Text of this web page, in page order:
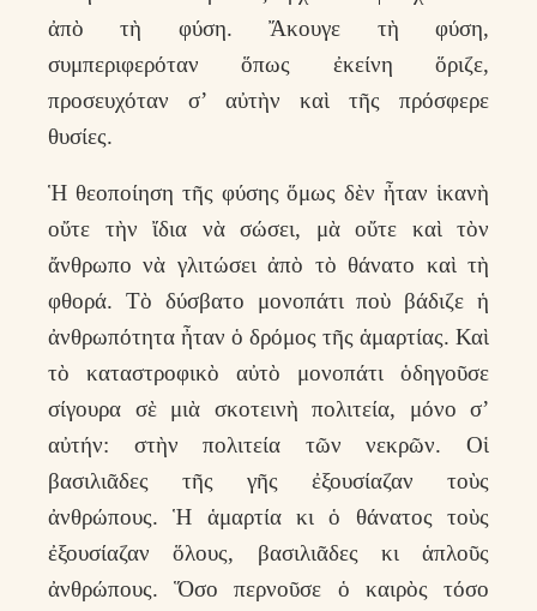
ἀπὸ τὴ φύση. Ἄκουγε τὴ φύση,
συμπεριφερόταν ὅπως ἐκείνη ὅριζε,
προσευχόταν σ’ αὐτὴν καὶ τῆς πρόσφερε
θυσίες.
Ἡ θεοποίηση τῆς φύσης ὅμως δὲν ἦταν ἱκανὴ
οὔτε τὴν ἴδια νὰ σώσει, μὰ οὔτε καὶ τὸν
ἄνθρωπο νὰ γλιτώσει ἀπὸ τὸ θάνατο καὶ τὴ
φθορά. Τὸ δύσβατο μονοπάτι ποὺ βάδιζε ἡ
ἀνθρωπότητα ἦταν ὁ δρόμος τῆς ἁμαρτίας. Καὶ
τὸ καταστροφικὸ αὐτὸ μονοπάτι ὁδηγοῦσε
σίγουρα σὲ μιὰ σκοτεινὴ πολιτεία, μόνο σ’
αὐτήν: στὴν πολιτεία τῶν νεκρῶν. Οἱ
βασιλιᾶδες τῆς γῆς ἐξουσίαζαν τοὺς
ἀνθρώπους. Ἡ ἁμαρτία κι ὁ θάνατος τοὺς
ἐξουσίαζαν ὅλους, βασιλιᾶδες κι ἁπλοῦς
ἀνθρώπους. Ὅσο περνοῦσε ὁ καιρὸς τόσο